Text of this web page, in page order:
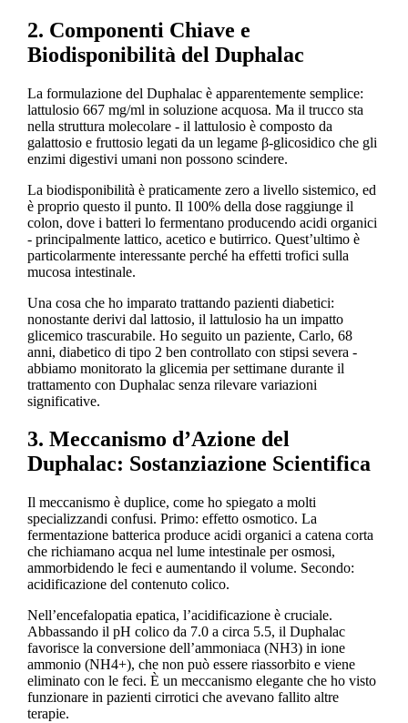
2. Componenti Chiave e
Biodisponibilità del Duphalac
La formulazione del Duphalac è apparentemente semplice:
lattulosio 667 mg/ml in soluzione acquosa. Ma il trucco sta
nella struttura molecolare - il lattulosio è composto da
galattosio e fruttosio legati da un legame β-glicosidico che gli
enzimi digestivi umani non possono scindere.
La biodisponibilità è praticamente zero a livello sistemico, ed
è proprio questo il punto. Il 100% della dose raggiunge il
colon, dove i batteri lo fermentano producendo acidi organici
- principalmente lattico, acetico e butirrico. Quest’ultimo è
particolarmente interessante perché ha effetti trofici sulla
mucosa intestinale.
Una cosa che ho imparato trattando pazienti diabetici:
nonostante derivi dal lattosio, il lattulosio ha un impatto
glicemico trascurabile. Ho seguito un paziente, Carlo, 68
anni, diabetico di tipo 2 ben controllato con stipsi severa -
abbiamo monitorato la glicemia per settimane durante il
trattamento con Duphalac senza rilevare variazioni
significative.
3. Meccanismo d’Azione del
Duphalac: Sostanziazione Scientifica
Il meccanismo è duplice, come ho spiegato a molti
specializzandi confusi. Primo: effetto osmotico. La
fermentazione batterica produce acidi organici a catena corta
che richiamano acqua nel lume intestinale per osmosi,
ammorbidendo le feci e aumentando il volume. Secondo:
acidificazione del contenuto colico.
Nell’encefalopatia epatica, l’acidificazione è cruciale.
Abbassando il pH colico da 7.0 a circa 5.5, il Duphalac
favorisce la conversione dell’ammoniaca (NH3) in ione
ammonio (NH4+), che non può essere riassorbito e viene
eliminato con le feci. È un meccanismo elegante che ho visto
funzionare in pazienti cirrotici che avevano fallito altre
terapie.